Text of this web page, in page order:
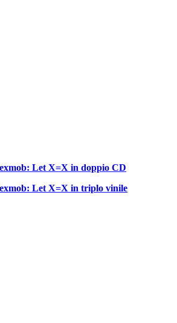
Let X=X in doppio CD
Let X=X in triplo vinile